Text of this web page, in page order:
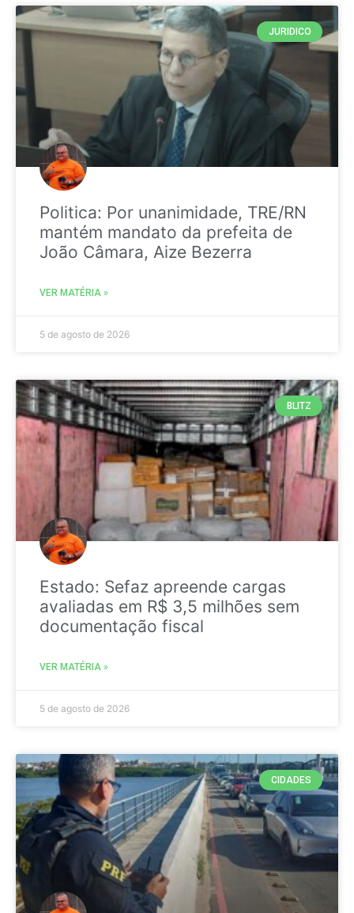
JURIDICO
Politica: Por unanimidade, TRE/RN
mantém mandato da prefeita de
João Câmara, Aize Bezerra
VER MATÉRIA »
5 de agosto de 2026
BLITZ
Estado: Sefaz apreende cargas
avaliadas em R$ 3,5 milhões sem
documentação fiscal
VER MATÉRIA »
5 de agosto de 2026
CIDADES